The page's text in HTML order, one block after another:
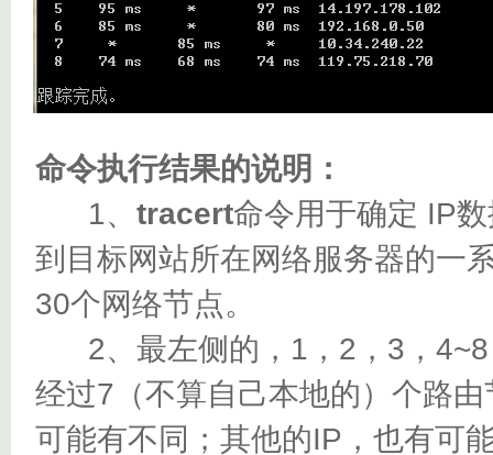
命令执行结果的说明：
1、 tracert命令用于确定 IP
到目标网站所在网络服务器的一
30个网络节点。
2、最左侧的，1，2，3，4~8
经过7（不算自己本地的）个路
可能有不同；其他的IP，也有可